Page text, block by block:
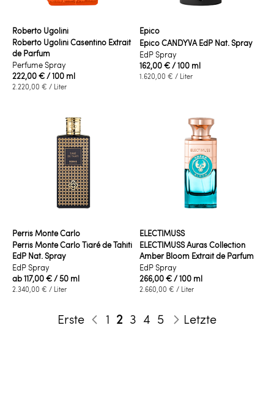
Roberto Ugolini
Roberto Ugolini Casentino Extrait
de Parfum
Perfume Spray
222,00 €/ 100 ml
2.220,00 € / Liter
Epico
Epico CANDYVA EdP Nat. Spray
EdP Spray
162,00 €/ 100 ml
1.620,00 € / Liter
Perris Monte Carlo
Perris Monte Carlo Tiaré de Tahiti
EdP Nat. Spray
EdP Spray
ab117,00 €/ 50 ml
2.340,00 € / Liter
ELECTIMUSS
ELECTIMUSS Auras Collection
Amber Bloom Extrait de Parfum
EdP Spray
266,00 €/ 100 ml
2.660,00 € / Liter
Seite Seite
Zurück
Seite
1 Sie lesen gerade die Seite
2 Seite
3 Seite
4 Seite
5 Seite
Weiter
Erste Letzte